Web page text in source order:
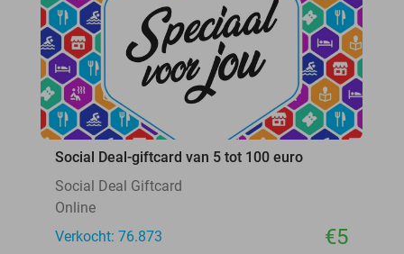
Social Deal-giftcard van 5 tot 100 euro
Social Deal Giftcard
Online
Verkocht: 76.873
€5